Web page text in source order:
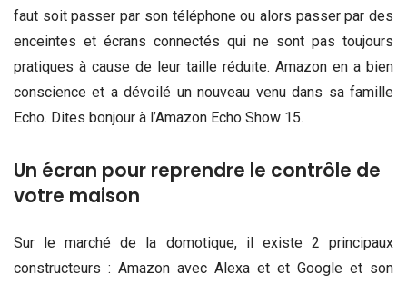
faut soit passer par son téléphone ou alors passer par des
enceintes et écrans connectés qui ne sont pas toujours
pratiques à cause de leur taille réduite. Amazon en a bien
conscience et a dévoilé un nouveau venu dans sa famille
Echo. Dites bonjour à l’Amazon Echo Show 15.
Un écran pour reprendre le contrôle de
votre maison
Sur le marché de la domotique, il existe 2 principaux
constructeurs : Amazon avec Alexa et et Google et son